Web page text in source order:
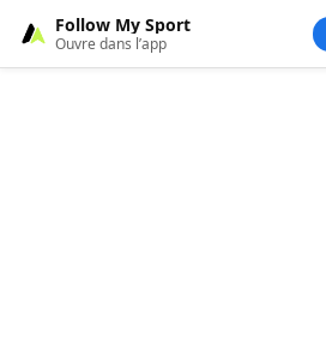
Follow My Sport
Ouvre dans l’app